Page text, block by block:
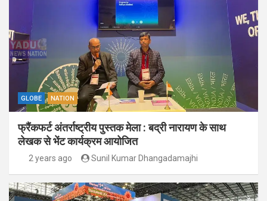
GLOBE NATION
फ्रैंकफर्ट अंतर्राष्ट्रीय पुस्तक मेला : बद्री नारायण के साथ
लेखक से भेंट कार्यक्रम आयोजित
2 years ago Sunil Kumar Dhangadamajhi